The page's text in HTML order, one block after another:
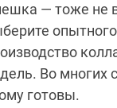
— тоже не
Во многих
готовы.